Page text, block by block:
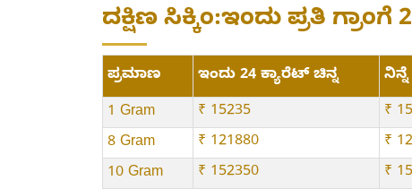
ದಕ್ಷಿಣ ಸಿಕ್ಕಿಂ:ಇಂದು ಪ್ರತಿ
ಪ್ರಮಾಣ ಇಂದು 24 ಕ್ಯಾರೆಟ್ ಚಿನ್ನ
1 Gram
₹ 15235 ₹
8 Gram
₹ 121880 ₹
10 Gram
₹ 152350 ₹